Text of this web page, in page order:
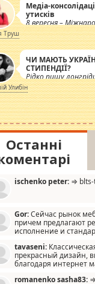
Медіа-
утисків
8 вересня –
журналістів.
Труш
ЧИ МАЮТЬ
СТИПЕНДІЇ?
Рідко пишу
але вже просто
інсенуації
Штучно
катастрофа.
Улибін
Останні
ischenko peter: ⇒
Gor:Сейчас рынок
причем предлагают
исполнение и
мало походит на
и что
ненужных наворотов
tavaseni:
прекрасный дизайн,
благодаря интернет
romanenko sasha83: